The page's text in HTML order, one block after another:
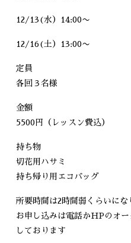
12/13(水）14:00〜
12/16(土）13:00〜
定員
各回３名様
金額
5500円（レッスン費込）
持ち物
切花用ハサミ
持ち帰り用エコバッグ
所要時間は2時間弱くらいにな
お申し込みは電話かHPのオ
しております